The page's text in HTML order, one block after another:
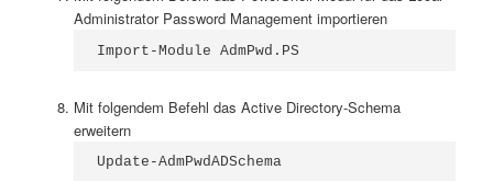
Administrator Password Management importieren
Import-Module AdmPwd.PS
Mit folgendem Befehl das Active Directory-Schema
erweitern
Update-AdmPwdADSchema